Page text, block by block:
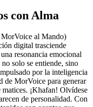
con Alma
al Mando)
digital trasciende
resonancia emocional
solo se entiende, sino
por la inteligencia
de MorVoice para generar
¡Khafan! Olvídese
de personalidad. Con